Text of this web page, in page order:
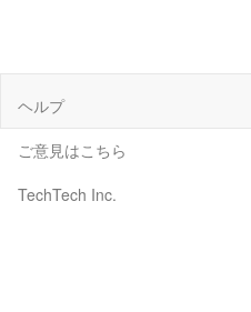
ヘルプ
ご意見はこちら
TechTech Inc.